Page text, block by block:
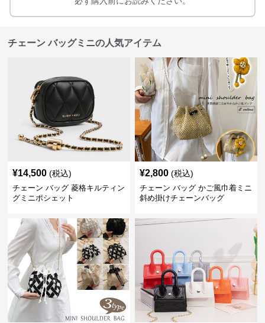
チェーン バッグミニの人気アイテム
¥14,500 (税込)
チェーン バッグ 菱格キルティン
グミニポシェット
¥2,800 (税込)
チェーン バッグ かご風巾着ミニ
斜め掛けチェーンバッグ